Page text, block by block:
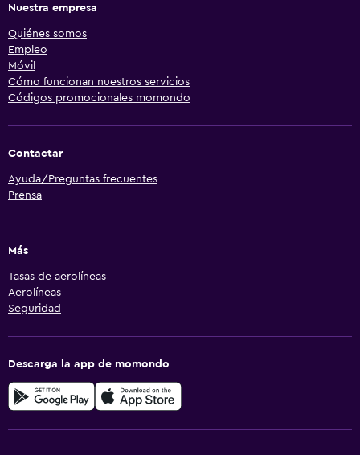
Nuestra empresa
Quiénes somos
Empleo
Móvil
Cómo funcionan nuestros servicios
Códigos promocionales momondo
Contactar
Ayuda/Preguntas frecuentes
Prensa
Más
Tasas de aerolíneas
Aerolíneas
Seguridad
Descarga la app de momondo